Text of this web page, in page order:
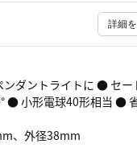
詳細
ダントライトに ● セ
● 小形電球40形相当 ●
、外径38mm